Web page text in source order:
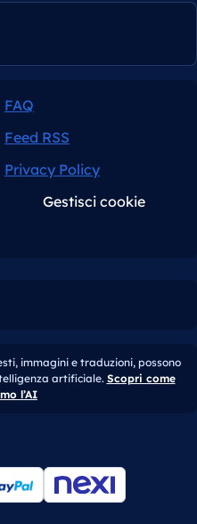
FAQ
Feed RSS
Privacy Policy
Gestisci cookie
immagini e traduzioni, possono
artificiale. Scopri come
l’AI